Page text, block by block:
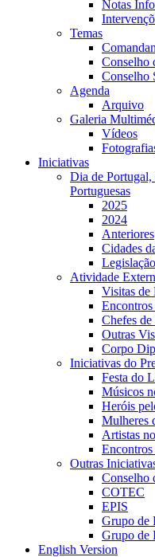
Notas
Temas
Conselho
Conselho
Agenda
Arquivo
Galeria
Vídeos
Iniciativas
Dia de Portugal,
Portuguesas
2025
2024
Anteriores
Cidades
Legislação
Atividade
Visitas de
Chefes
Outras
Corpo
Iniciativas do
Festa do
Músicos
Heróis
Mulheres
Artistas
Outras
Conselho
COTEC
EPIS
Grupo de
Grupo de
English Version